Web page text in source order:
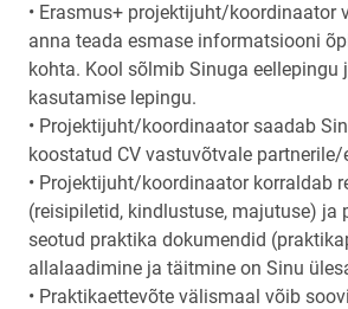
• Erasmus+ projektijuht/koordinaator
anna teada esmase informatsiooni
kohta. Kool sõlmib Sinuga eellepingu
kasutamise lepingu.
• Projektijuht/koordinaator saadab
koostatud CV vastuvõtvale partnerile/
• Projektijuht/koordinaator korraldab
(reisipiletid, kindlustuse, majutuse) ja
seotud praktika dokumendid
allalaadimine ja täitmine on Sinu
• Praktikaettevõte välismaal võib